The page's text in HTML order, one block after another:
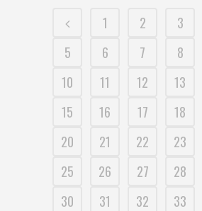
1 2 3
5
6 7 8
10
11 12 13
15
16 17 18
20
21 22 23
25
26 27 28
30
31 32 33